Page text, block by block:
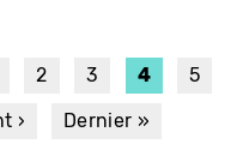
Page
2 Page
3
Page
courante
4 Page
5
›
Dernière
Dernier »